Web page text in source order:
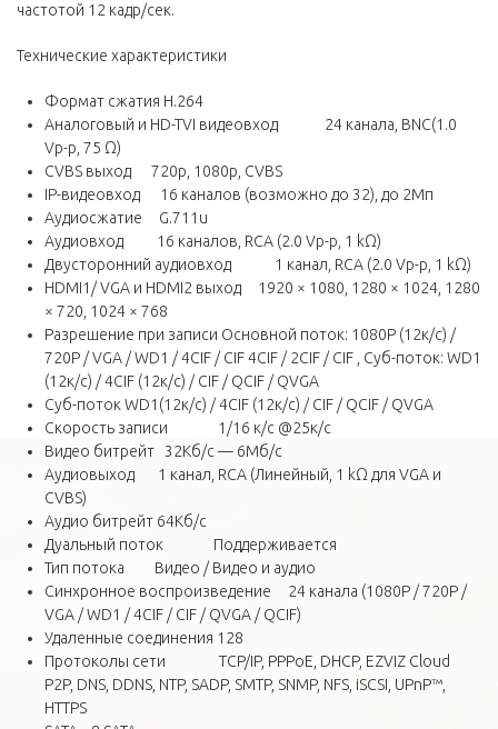
частотой 12 кадр/сек.
Технические характеристики
Формат сжатия H.264
Аналоговый и HD-TVI видеовход 24 канала, BNC(1.0
Vp-p, 75 Ω)
CVBS выход 720р, 1080р, CVBS
IP-видеовход 16 каналов (возможно до 32), до 2Мп
Аудиосжатие G.711u
Аудиовход 16 каналов, RCA (2.0 Vp-p, 1 kΩ)
Двусторонний аудиовход 1 канал, RCA (2.0 Vp-p, 1 kΩ)
HDMI1/ VGA и HDMI2 выход 1920 × 1080, 1280 × 1024, 1280
× 720, 1024 × 768
Разрешение при записи Основной поток: 1080P (12к/с) /
720P / VGA / WD1 / 4CIF / CIF 4CIF / 2CIF / CIF , Суб-поток: WD1
(12к/с) / 4CIF (12к/с) / CIF / QCIF / QVGA
Суб-поток WD1(12к/с) / 4CIF (12к/с) / CIF / QCIF / QVGA
Скорость записи 1/16 к/с @25к/с
Видео битрейт 32Кб/с — 6Мб/с
Аудиовыход 1 канал, RCA (Линейный, 1 kΩ для VGA и
CVBS)
Аудио битрейт 64Кб/с
Дуальный поток Поддерживается
Тип потока Видео / Видео и аудио
Синхронное воспроизведение 24 канала (1080P / 720P /
VGA / WD1 / 4CIF / CIF / QVGA / QCIF)
Удаленные соединения 128
Протоколы сети TCP/IP, PPPoE, DHCP, EZVIZ Cloud
P2P, DNS, DDNS, NTP, SADP, SMTP, SNMP, NFS, iSCSI, UPnP™,
HTTPS